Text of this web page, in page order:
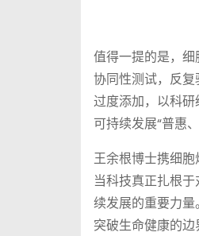
值得一提的是，细
协同性测试，反
过度添加，以科
可持续发展“普惠
王余根博士携细
当科技真正扎根
续发展的重要力
突破生命健康的